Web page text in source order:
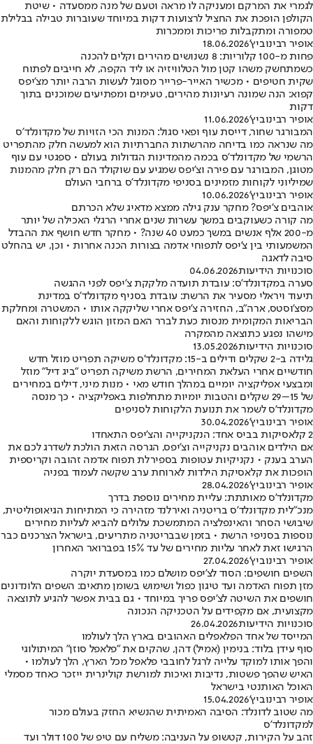
לגמרי את המרקם ומעניקה לו מראה וטעם של מנה ממסעדה • שיטת
הקולפן הופכת את החציל לרצועות דקות במיוחד שעוברות טבילה בבלילת
טמפורה ומתקבלות פריכות וממכרות
אופיר רבינוביץ'18.06.2026
פחות מ-100 קלוריות: 8 נשנושים מהירים וקלים להכנה
כשמתחשק משהו קטן מול הטלוויזיה או ליד הקפה, לא חייבים לפתוח
שקית חטיפים • מכשיר האייר-פרייר מסוגל לעשות הרבה יותר מצ'יפס
קפוא: הנה שמונה רעיונות מהירים, טעימים ומפתיעים שמוכנים בתוך
דקות
אופיר רבינוביץ'11.06.2026
המבורגר שחור, דייסת עוף ופאי סגול: המנות הכי הזויות של מקדונלד'ס
מה שנראה כמו בדיחה מהרשתות החברתיות הוא למעשה חלק מהתפריט
הרשמי של מקדונלד'ס בכמה מהמדינות הגדולות בעולם • ספגטי עם עוף
מטוגן, המבורגר עם פירה וצ'יפס שמגיע עם שוקולד הם רק חלק מהמנות
שמיליוני לקוחות מזמינים בסניפי מקדונלד'ס ברחבי העולם
אופיר רבינוביץ'10.06.2026
אוהבים צ'יפס? מחקר ענק גילה ממצא מדאיג שלא הכרתם
מה קורה כשעוקבים במשך עשרות שנים אחרי הרגלי האכילה של יותר
מ-200 אלף אנשים במשך כמעט 40 שנה? • מחקר חדש חושף את ההבדל
המשמעותי בין צ'יפס לתפוחי אדמה בצורות הכנה אחרות • וכן, יש בהחלט
סיבה לדאגה
סוכנויות הידיעות04.06.2026
סערה במקדונלד'ס: עובדת תועדה מלקקת צ'יפס לפני ההגשה
תיעוד ויראלי מסעיר את הרשת: עובדת בסניף מקדונלד'ס במדינת
מסצ'וסטס, ארה"ב, החזירה צ'יפס אחרי שליקקה אותו • המשטרה ומחלקת
הבריאות המקומית מנסות כעת לברר האם המזון הוגש ללקוחות והאם
מישהו נפגע כתוצאה מהמקרה
סוכנויות הידיעות13.05.2026
גלידה ב-2 שקלים ודילים ב-15: מקדונלד'ס משיקה תפריט מוזל חדש
חודשיים אחרי העלאת המחירים, הרשת משיקה תפריט "ביג דיל" מוזל
ומבצעי אפליקציה יומיים במהלך חודש מאי • מנות מיני, דילים במחירים
של 15–29 שקלים והטבות יומיות מתחלפות באפליקציה • כך מנסה
מקדונלד'ס לשמר את תנועת הלקוחות לסניפים
אופיר רבינוביץ'30.04.2026
2 קלאסיקות בביס אחד: הנקניקייה והצ'יפס התאחדו
אם הילדים אוהבים נקניקייה וצ'יפס, הגרסה הזאת הולכת לשדרג לכם את
הערב בענק • נקניקיות עטופות בספירלת תפוח אדמה זהובה וקריספית
הופכות את קלאסיקת הילדות לארוחת ערב שקשה לעמוד בפניה
אופיר רבינוביץ'28.04.2026
מקדונלד'ס מאותתת: עליית מחירים נוספת בדרך
מנכ"לית מקדונלד'ס בריטניה ואירלנד מזהירה כי המתיחות הגיאופוליטית,
שיבושי הסחר והאינפלציה המתמשכת עלולים להביא לעליות מחירים
נוספות בסניפי הרשת • בזמן שבבריטניה מתריעים, בישראל הצרכנים כבר
הרגישו זאת לאחר עליות מחירים של עד 15% בפברואר האחרון
אופיר רבינוביץ'27.04.2026
השפים חושפים: הסוד לצ’יפס מושלם כמו במסעדת יוקרה
מזן תפוח האדמה ועד טיגון כפול ושימוש בשומן מתאים: השפים הלונדונים
חושפים את השיטה לצ’יפס פריך במיוחד • גם בבית אפשר להגיע לתוצאה
מקצועית, אם מקפידים על הטכניקה הנכונה
סוכנויות הידיעות26.04.2026
המייסד של אחד הפלאפלים האהובים בארץ הלך לעולמו
סוף עידן בלוד: בנימין (אמיל) דהן, שהקים את "פלאפל סוזן" המיתולוגי
והפך אותו למוקד עלייה לרגל לחובבי פלאפל מכל הארץ, הלך לעולמו •
האיש שהפך פשטות, נדיבות ואיכות למורשת קולינרית ייזכר כאחד מסמלי
האוכל האותנטי בישראל
אופיר רבינוביץ'15.04.2026
מה שטוב לדונלד: הסיבה האמיתית שהנשיא החזק בעולם מכור
למקדונלד'ס
זהב על הקירות, קטשופ על העניבה: משליח עם טיפ של 100 דולר ועד